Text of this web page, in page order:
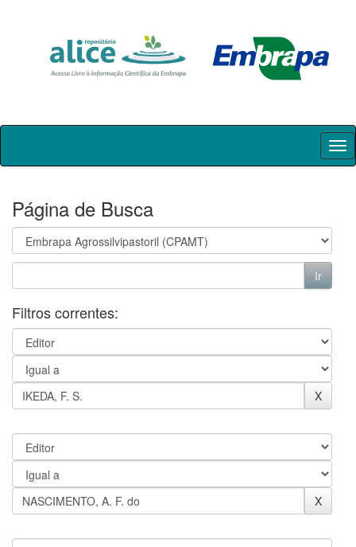
Skip
Página de Busca
Filtros correntes: